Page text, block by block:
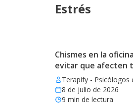
Estrés
Chismes en la
evitar que afecten
Terapify - Psicólogos
8 de julio de 2026
9 min de lectura